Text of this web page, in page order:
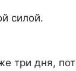
силой.
три дня,